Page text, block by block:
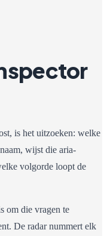
is het uitzoeken: welke
wijst die aria-
volgorde loopt de
om die vragen te
De radar nummert elk